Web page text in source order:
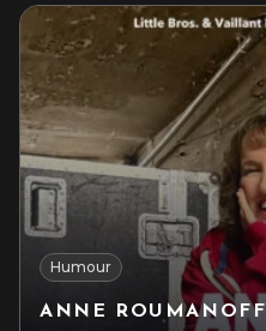
Humour
ANNE ROUMANOFF